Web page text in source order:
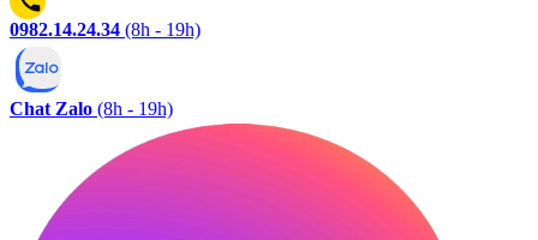
0982.14.24.34 (8h - 19h)
Chat Zalo (8h - 19h)